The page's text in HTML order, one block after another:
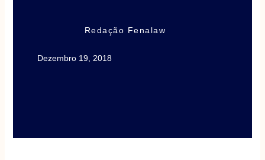
Redação Fenalaw
Dezembro 19, 2018